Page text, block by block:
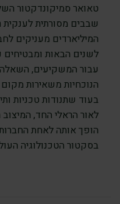
טאואר סמיקונדקטור
המיליארדים מעניקים
לשנים הבאות ומבטיחים
עבור המשקיעים,
הנוכחיות משאירות
בעוד שתנודות טכניות
לאור הראלי החד, המיצוב
הופך אותה לאחת
בסקטור הטכנולוגיה